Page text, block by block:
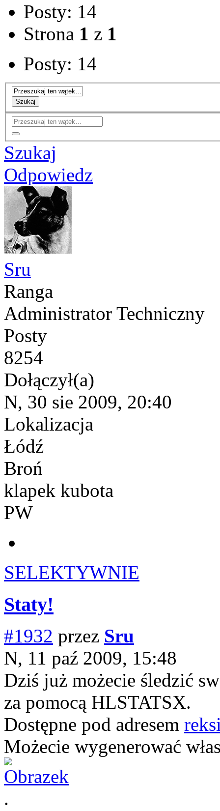
Posty: 14
Strona 1 z 1
Posty: 14
Szukaj
Szukaj
Odpowiedz
Sru
Ranga
Administrator Techniczny
Posty
8254
Dołączył(a)
N, 30 sie 2009, 20:40
Lokalizacja
Łódź
Broń
klapek kubota
PW
SELEKTYWNIE
Staty!
#1932 przez Sru
N, 11 paź 2009, 15:48
Dziś już możecie śledzić
za pomocą HLSTATSX.
Dostępne pod adresem
Możecie wygenerować
.